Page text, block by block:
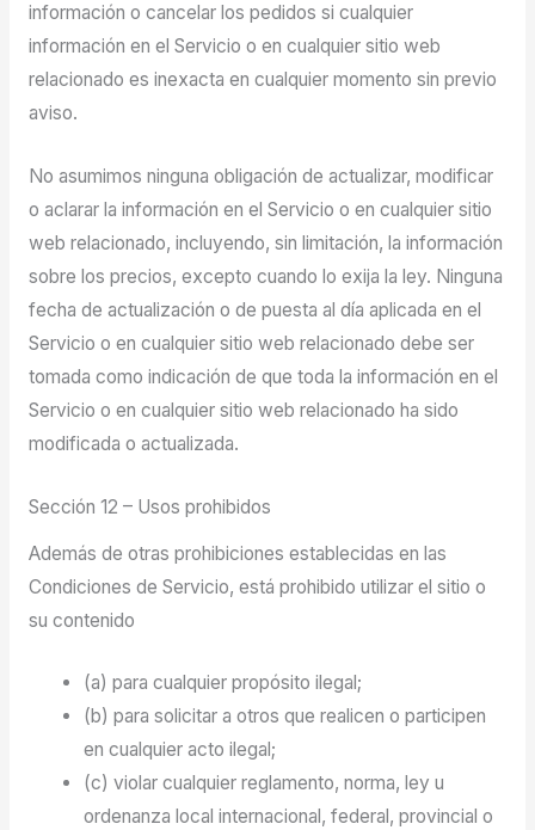
información o cancelar los pedidos si cualquier
información en el Servicio o en cualquier sitio web
relacionado es inexacta en cualquier momento sin previo
aviso.
No asumimos ninguna obligación de actualizar, modificar
o aclarar la información en el Servicio o en cualquier sitio
web relacionado, incluyendo, sin limitación, la información
sobre los precios, excepto cuando lo exija la ley. Ninguna
fecha de actualización o de puesta al día aplicada en el
Servicio o en cualquier sitio web relacionado debe ser
tomada como indicación de que toda la información en el
Servicio o en cualquier sitio web relacionado ha sido
modificada o actualizada.
Sección 12 – Usos prohibidos
Además de otras prohibiciones establecidas en las
Condiciones de Servicio, está prohibido utilizar el sitio o
su contenido
(a) para cualquier propósito ilegal;
(b) para solicitar a otros que realicen o participen
en cualquier acto ilegal;
(c) violar cualquier reglamento, norma, ley u
ordenanza local internacional, federal, provincial o